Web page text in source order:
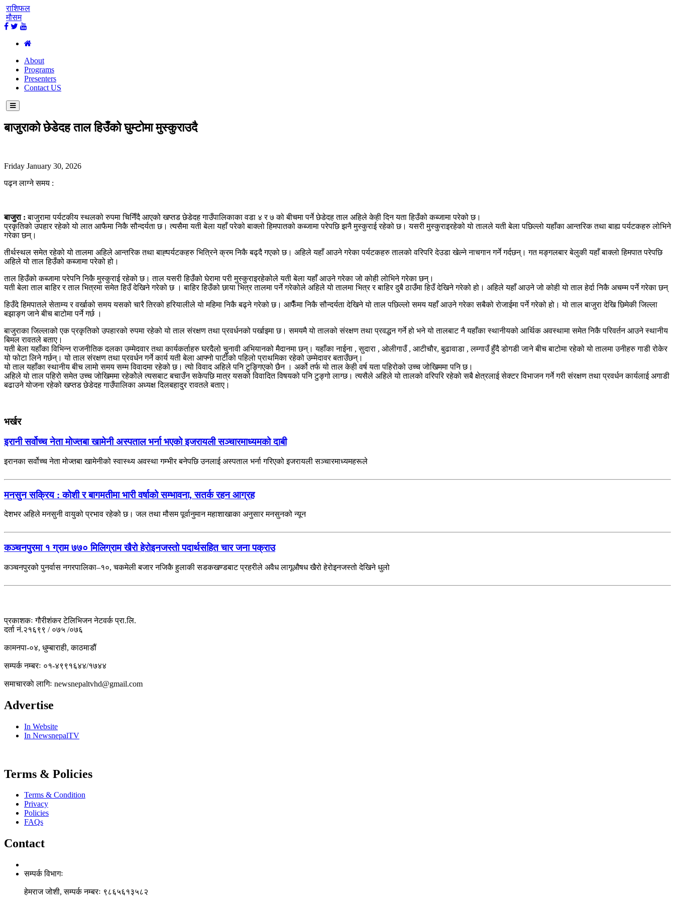
राशिफल
मौसम
About
Programs
Presenters
Contact US
बाजुराको छेडेदह ताल हिउँको घुम्टोमा मुस्कुराउदै
Friday January 30, 2026
पढ्न लाग्ने समय :
बाजुरा : बाजुरामा पर्यटकीय स्थलको रुपमा चिनिँदै आएको खप्तड छेडेदह गाउँपालिकाका वडा ४ र ७ को बीचमा पर्ने छेडेदह ताल अहिले केही दिन यता हिउँको कब्जामा परेको छ।
प्रकृतिको उपहार रहेको यो लात आफैमा निकै सौन्दर्यता छ। त्यसैमा यती बेला यहाँ परेको बाक्लो हिमपातको कब्जामा परेपछि झनै मुस्कुराई रहेको छ। यसरी मुस्कुराइरहेको यो तालले यती बेला पछिल्लो यहाँका आन्तरिक तथा बाह्य पर्यटकहरु लोभिने
गरेका छन्।
तीर्थस्थल समेत रहेको यो तालमा अहिले आन्तरिक तथा बाह्पर्यटकहरु भित्रिने क्रम निकै बढ्दै गएको छ। अहिले यहाँ आउने गरेका पर्यटकहरु तालको वरिपरि देउडा खेल्ने नाचगान गर्ने गर्दछन्। गत मङ्गलबार बेलुकी यहाँ बाक्लो हिमपात परेपछि
अहिले यो ताल हिउँको कब्जामा परेको हो।
ताल हिउँको कब्जामा परेपनि निकै मुस्कुराई रहेको छ। ताल यसरी हिउँको घेरामा परी मुस्कुराइरहेकोले यती बेला यहाँ आउने गरेका जो कोही लोभिने गरेका छन्।
यती बेला ताल बाहिर र ताल भित्रमा समेत हिउँ देखिने गरेको छ । बाहिर हिउँको छाया भित्र तालमा पर्ने गरेकोले अहिले यो तालमा भित्र र बाहिर दुबै ठाउँमा हिउँ देखिने गरेको हो। अहिले यहाँ आउने जो कोही यो ताल हेर्दा निकै अचम्म पर्ने गरेका छन्
हिउँदे हिमपातले सेताम्य र वर्खाको समय यसको चारै तिरको हरियालीले यो महिमा निकै बढ्ने गरेको छ। आफैँमा निकै सौन्दर्यता देखिने यो ताल पछिल्लो समय यहाँ आउने गरेका सबैको रोजाईमा पर्ने गरेको हो। यो ताल बाजुरा देखि छिमेकी जिल्ला
बझाङ्ग जाने बीच बाटोमा पर्ने गर्छ ।
बाजुराका जिल्लाको एक प्रकृतिको उपहारको रुपमा रहेको यो ताल संरक्षण तथा प्रवर्धनको पर्खाइमा छ। समयमै यो तालको संरक्षण तथा प्रवद्धन गर्ने हो भने यो तालबाट नै यहाँका स्थानीयको आर्थिक अवस्थामा समेत निकै परिवर्तन आउने स्थानीय
बिमल रावतले बताए।
यती बेला यहाँका विभिन्न राजनीतिक दलका उम्मेदवार तथा कार्यकर्ताहरु घरदैलो चुनावी अभियानको मैदानमा छन्। यहाँका नाईना , सुदारा , ओलीगाउँ , आटीचौर, बुढावाडा , लम्गाउँ हुँदै डोगडी जाने बीच बाटोमा रहेको यो तालमा उनीहरु गाडी रोकेर
यो फोटा लिने गर्छन्। यो ताल संरक्षण तथा प्रवर्धन गर्ने कार्य यती बेला आफ्नो पार्टीको पहिलो प्राथमिका रहेको उम्मेदावर बताउँछन्।
यो ताल यहाँका स्थानीय बीच लामो समय सम्म विवादमा रहेको छ। त्यो विवाद अहिले पनि टुङ्गिएको छैन । अर्को तर्फ यो ताल केही वर्ष यता पहिरोको उच्च जोखिममा पनि छ।
अहिले यो ताल पहिरो समेत उच्च जोखिममा रहेकोेले त्यसबाट बचाउँन सकेपछि मात्र यसको विवादित विषयको पनि टुङ्गो लाग्छ। त्यसैले अहिले यो तालको वरिपरि रहेको सबै क्षेत्रलाई सेक्टर विभाजन गर्ने गरी संरक्षण तथा प्रवर्धन कार्यलाई अगाडी
बढाउने योजना रहेको खप्तड छेडेदह गाउँपालिका अध्यक्ष दिलबहादुर रावतले बताए।
भर्खर
इरानी सर्वोच्च नेता मोज्तबा खामेनी अस्पताल भर्ना भएको इजरायली सञ्चारमाध्यमको दाबी
इरानका सर्वोच्च नेता मोज्तबा खामेनीको स्वास्थ्य अवस्था गम्भीर बनेपछि उनलाई अस्पताल भर्ना गरिएको इजरायली सञ्चारमाध्यमहरूले
मनसुन सक्रिय : कोशी र बागमतीमा भारी वर्षाको सम्भावना, सतर्क रहन आग्रह
देशभर अहिले मनसुनी वायुको प्रभाव रहेको छ। जल तथा मौसम पूर्वानुमान महाशाखाका अनुसार मनसुनको न्यून
कञ्चनपुरमा १ ग्राम ७७० मिलिग्राम खैरो हेरोइनजस्तो पदार्थसहित चार जना पक्राउ
कञ्चनपुरको पुनर्वास नगरपालिका–१०, चकमेली बजार नजिकै हुलाकी सडकखण्डबाट प्रहरीले अवैध लागूऔषध खैरो हेरोइनजस्तो देखिने धुलो
प्रकाशकः गौरीशंकर टेलिभिजन नेटवर्क प्रा.लि.
दर्ता नं.२१६९९ / ०७५ /०७६
कामनपा-०४, धुम्बाराही, काठमाडौं
सम्पर्क नम्बरः ०१-४९९१६४४/१७४४
समाचारकाे लागिः newsnepaltvhd@gmail.com
Advertise
In Website
In NewsnepalTV
Terms & Policies
Terms & Condition
Privacy
Policies
FAQs
Contact
सम्पर्क विभागः
हेमराज जोशी, सम्पर्क नम्बरः ९८६५६१३५८२